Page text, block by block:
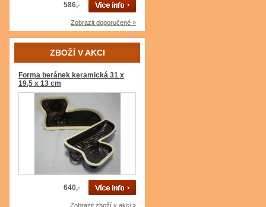
586,-
Zobrazit doporučené »
ZBOŽÍ V AKCI
Forma beránek keramická 31 x
19,5 x 13 cm
640,-
Zobrazit zboží v akci »